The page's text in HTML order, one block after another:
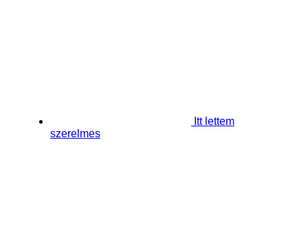
Itt lettem
szerelmes